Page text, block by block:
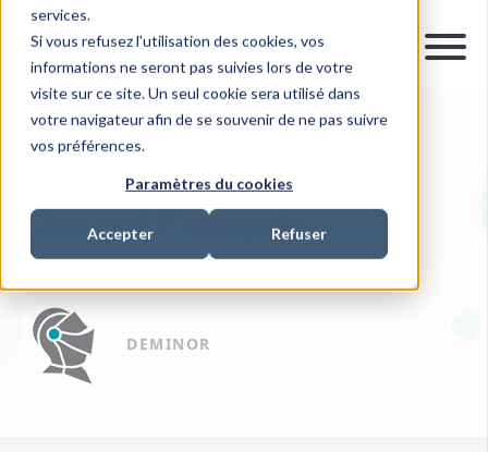
services.
Si vous refusez l'utilisation des cookies, vos
informations ne seront pas suivies lors de votre
visite sur ce site. Un seul cookie sera utilisé dans
votre navigateur afin de se souvenir de ne pas suivre
vos préférences.
Paramètres du cookies
Accepter Refuser
06 MAI 2009
Ciment Français
DEMINOR